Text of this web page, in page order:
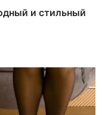
и стильный